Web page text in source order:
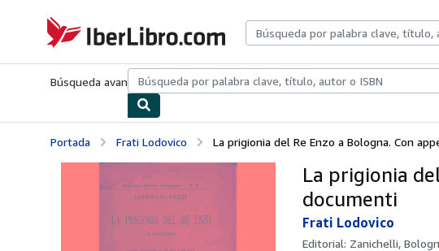
IberLibro.com
Búsqueda avanzadaColecciones Libros antiguosArte y coleccionismo
Portada Frati Lodovico La prigionia del Re Enzo a Bologna. Con
La prigionia
documenti
Frati Lodovico
Editorial: Zanichelli,